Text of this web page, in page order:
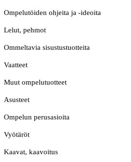
Ompelutöiden ohjeita ja -ideoita
Lelut, pehmot
Ommeltavia sisustustuotteita
Vaatteet
Muut ompelutuotteet
Asusteet
Ompelun perusasioita
Vyötäröt
Kaavat, kaavoitus